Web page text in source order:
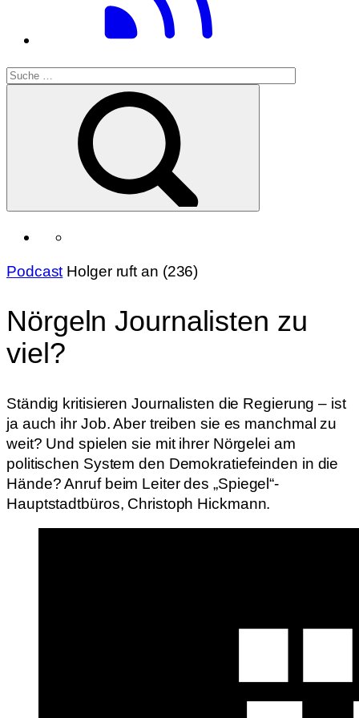
Podcast Holger ruft an (236)
Nörgeln Journalisten zu
viel?
Ständig kritisieren Journalisten die Regierung – ist
ja auch ihr Job. Aber treiben sie es manchmal zu
weit? Und spielen sie mit ihrer Nörgelei am
politischen System den Demokratiefeinden in die
Hände? Anruf beim Leiter des „Spiegel“-
Hauptstadtbüros, Christoph Hickmann.